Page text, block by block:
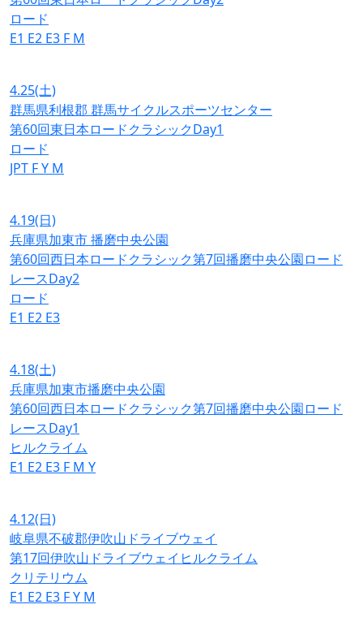
ロード
E1 E2 E3 F M
4.25(土)
群馬県利根郡 群馬サイクルスポーツセンター
第60回東日本ロードクラシックDay1
ロード
JPT FY M
4.19(日)
兵庫県加東市 播磨中央公園
第60回西日本ロードクラシック第7回播磨中央公園ロード
レースDay2
ロード
E1 E2 E3
4.18(土)
兵庫県加東市播磨中央公園
第60回西日本ロードクラシック第7回播磨中央公園ロード
レースDay1
ヒルクライム
E1 E2 E3 F M Y
4.12(日)
岐阜県不破郡伊吹山ドライブウェイ
第17回伊吹山ドライブウェイヒルクライム
クリテリウム
E1 E2 E3 FY M